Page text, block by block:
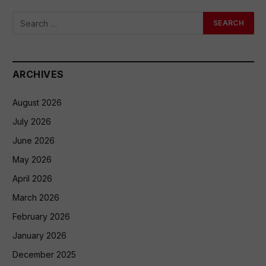
ARCHIVES
August 2026
July 2026
June 2026
May 2026
April 2026
March 2026
February 2026
January 2026
December 2025